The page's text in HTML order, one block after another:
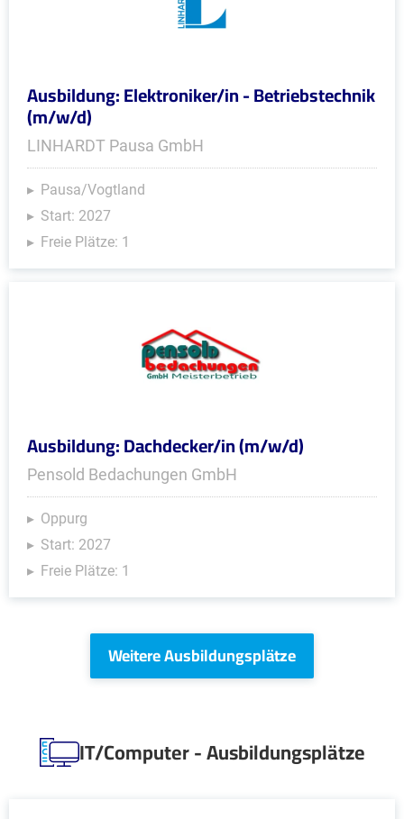
Ausbildung: Elektroniker/in - Betriebstechnik
(m/w/d)
LINHARDT Pausa GmbH
Pausa/Vogtland
Start: 2027
Freie Plätze: 1
Ausbildung: Dachdecker/in (m/w/d)
Pensold Bedachungen GmbH
Oppurg
Start: 2027
Freie Plätze: 1
Weitere Ausbildungsplätze
IT/Computer - Ausbildungsplätze